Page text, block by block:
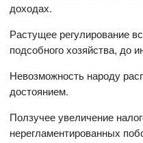
доходах.
Растущее регулирование
подсобного хозяйства, до
Невозможность народу
достоянием.
Ползучее увеличение
нерегламентированных